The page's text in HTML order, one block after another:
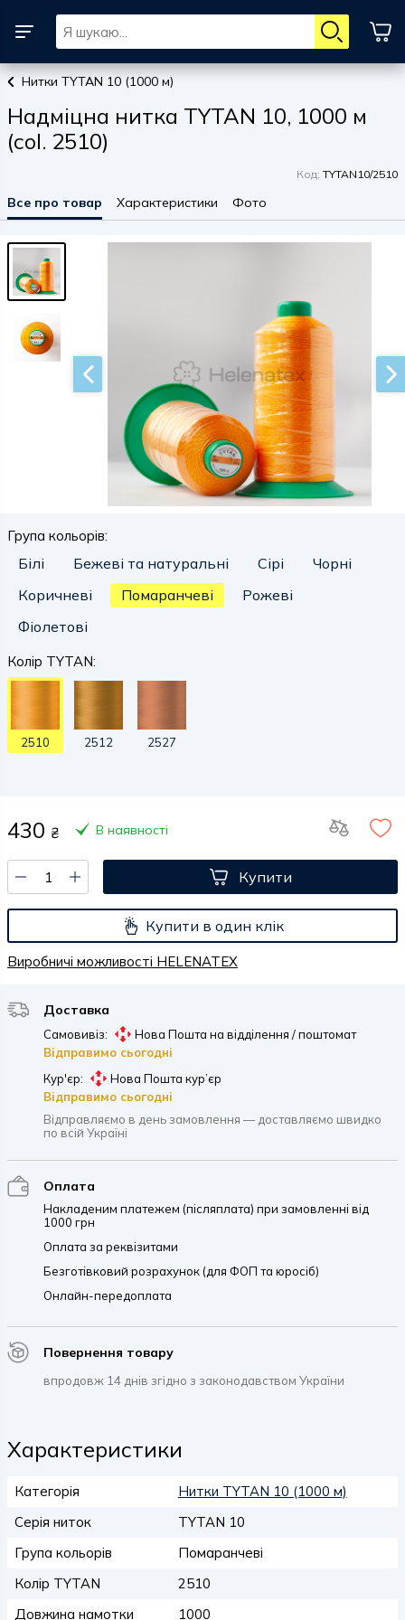
Нитки TYTAN 10 (1000 м)
Надміцна нитка TYTAN 10, 1000 м
(col. 2510)
Код: TYTAN10/2510
Все про товар Характеристики Фото
Група кольорів:
Білі Бежеві та натуральні Сірі
Чорні
Коричневі
Помаранчеві
Рожеві
Фіолетові
Колір TYTAN:
2510 2512 2527
430 ₴ В наявності
Купити
Купити в один клік
Виробничі можливості HELENATEX
Доставка
Самовивіз:
Нова Пошта на відділення / поштомат
Відправимо сьогодні
Кур'єр:
Нова Пошта кур’єр
Відправимо сьогодні
Відправляємо в день замовлення — доставляємо швидко
по всій Україні
Оплата
Накладеним платежем (післяплата) при замовленні від
1000 грн
Оплата за реквізитами
Безготівковий розрахунок (для ФОП та юросіб)
Онлайн-передоплата
Повернення товару
впродовж 14 днів згідно з законодавством України
Характеристики
Категорія
Нитки TYTAN 10 (1000 м)
Серія ниток
TYTAN 10
Група кольорів
Помаранчеві
Колір TYTAN
2510
Довжина намотки
1000